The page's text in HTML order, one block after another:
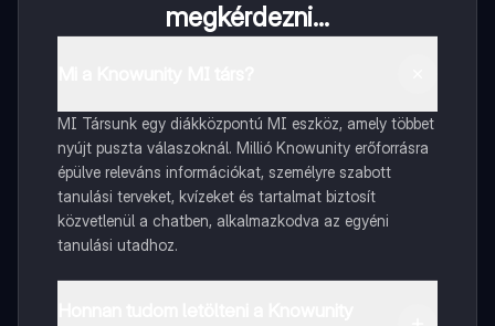
megkérdezni...
MI Társunk egy diákközpontú MI eszköz, amely többet
nyújt puszta válaszoknál. Millió Knowunity erőforrásra
épülve releváns információkat, személyre szabott
tanulási terveket, kvízeket és tartalmat biztosít
közvetlenül a chatben, alkalmazkodva az egyéni
tanulási utadhoz.